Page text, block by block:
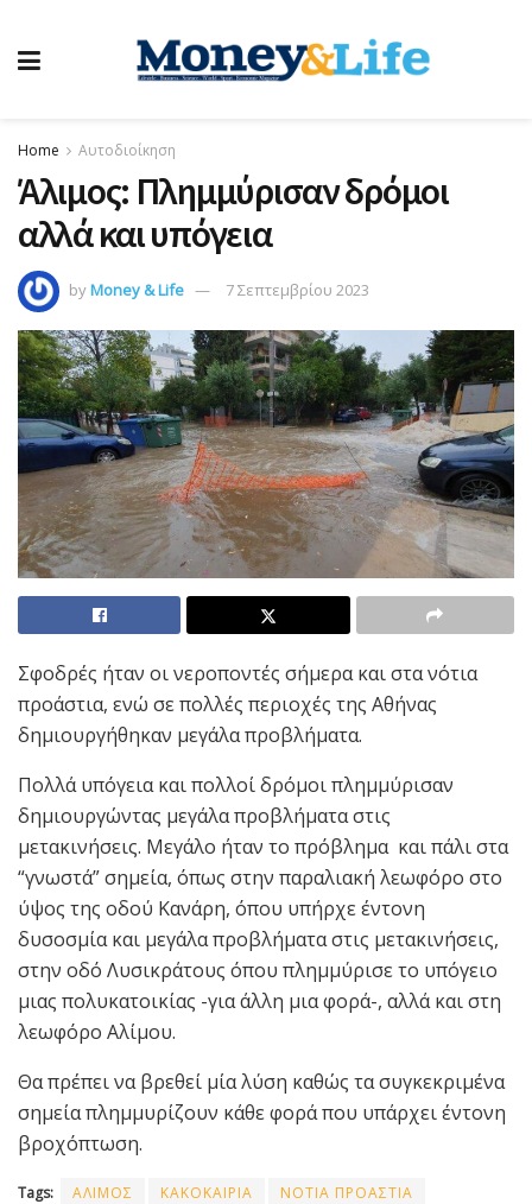
Home Αυτοδιοίκηση
Άλιμος: Πλημμύρισαν δρόμοι
αλλά και υπόγεια
byMoney & Life 7 Σεπτεμβρίου 2023
Σφοδρές ήταν οι νεροποντές σήμερα και στα νότια
προάστια, ενώ σε πολλές περιοχές της Αθήνας
δημιουργήθηκαν μεγάλα προβλήματα.
Πολλά υπόγεια και πολλοί δρόμοι πλημμύρισαν
δημιουργώντας μεγάλα προβλήματα στις
μετακινήσεις. Μεγάλο ήταν το πρόβλημα και πάλι στα
“γνωστά” σημεία, όπως στην παραλιακή λεωφόρο στο
ύψος της οδού Κανάρη, όπου υπήρχε έντονη
δυσοσμία και μεγάλα προβλήματα στις μετακινήσεις,
στην οδό Λυσικράτους όπου πλημμύρισε το υπόγειο
μιας πολυκατοικίας -για άλλη μια φορά-, αλλά και στη
λεωφόρο Αλίμου.
Θα πρέπει να βρεθεί μία λύση καθώς τα συγκεκριμένα
σημεία πλημμυρίζουν κάθε φορά που υπάρχει έντονη
βροχόπτωση.
Tags: ΑΛΙΜΟΣ ΚΑΚΟΚΑΙΡΙΑ ΝΟΤΙΑ ΠΡΟΑΣΤΙΑ